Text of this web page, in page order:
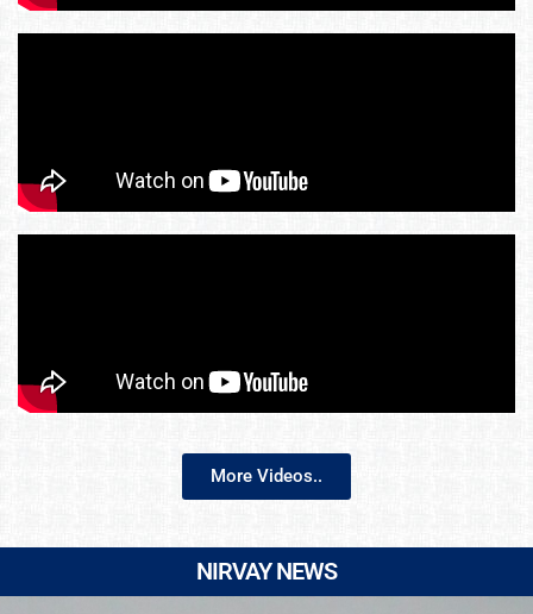
More Videos..
NIRVAY NEWS